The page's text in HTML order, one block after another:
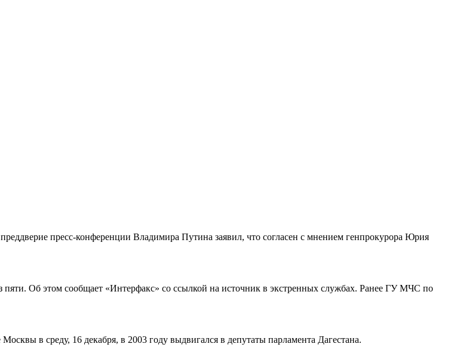
пресс-конференции Владимира Путина заявил, что согласен с мнением генпрокурора Юрия
Об этом сообщает «Интерфакс» со ссылкой на источник в экстренных службах. Ранее ГУ МЧС по
в среду, 16 декабря, в 2003 году выдвигался в депутаты парламента Дагестана.